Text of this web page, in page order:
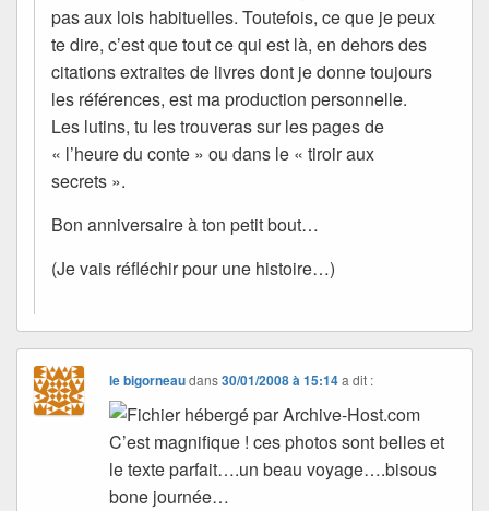
pas aux lois habituelles. Toutefois, ce que je peux
te dire, c’est que tout ce qui est là, en dehors des
citations extraites de livres dont je donne toujours
les références, est ma production personnelle.
Les lutins, tu les trouveras sur les pages de
« l’heure du conte » ou dans le « tiroir aux
secrets ».
Bon anniversaire à ton petit bout…
(Je vais réfléchir pour une histoire…)
le bigorneaudans30/01/2008 à 15:14 a dit :
C’est magnifique ! ces photos sont belles et
le texte parfait….un beau voyage….bisous
bone journée…